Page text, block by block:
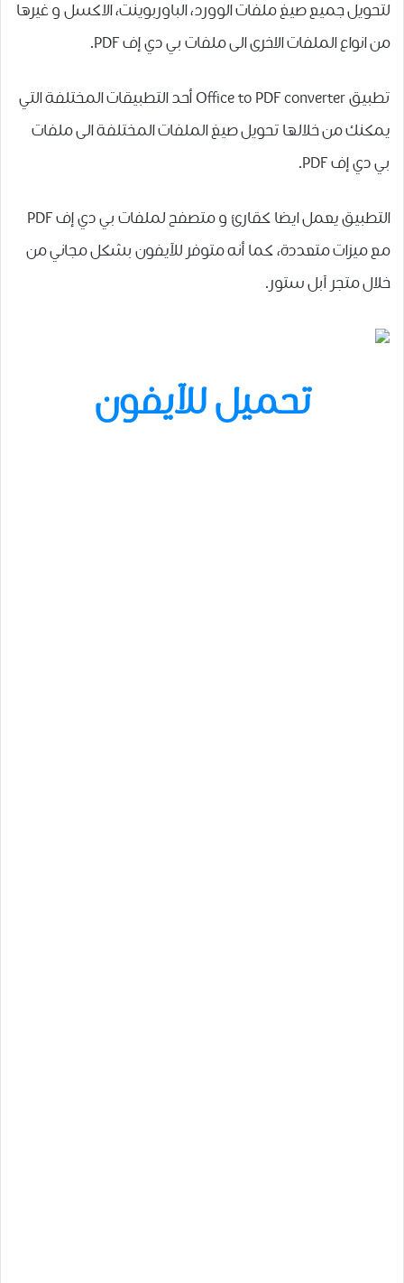
لتحويل جميع صيغ ملفات الوورد، الباوربوينت، الاكسل و غيرها
من انواع الملفات الاخرى الى ملفات بي دي إف PDF.
ﺗﻄﺒﻴﻖ Office to PDF converter أحد التطبيقات المختلفة التي
يمكنك من خلالها تحويل صيغ الملفات المختلفة الى ملفات
بي دي إف PDF.
التطبيق يعمل ايضا كقارئ و متصفح لملفات بي دي إف PDF
مع ميزات متعددة، كما أنه متوفر للآيفون بشكل مجاني من
خلال متجر آبل ستور.
تحميل للآيفون